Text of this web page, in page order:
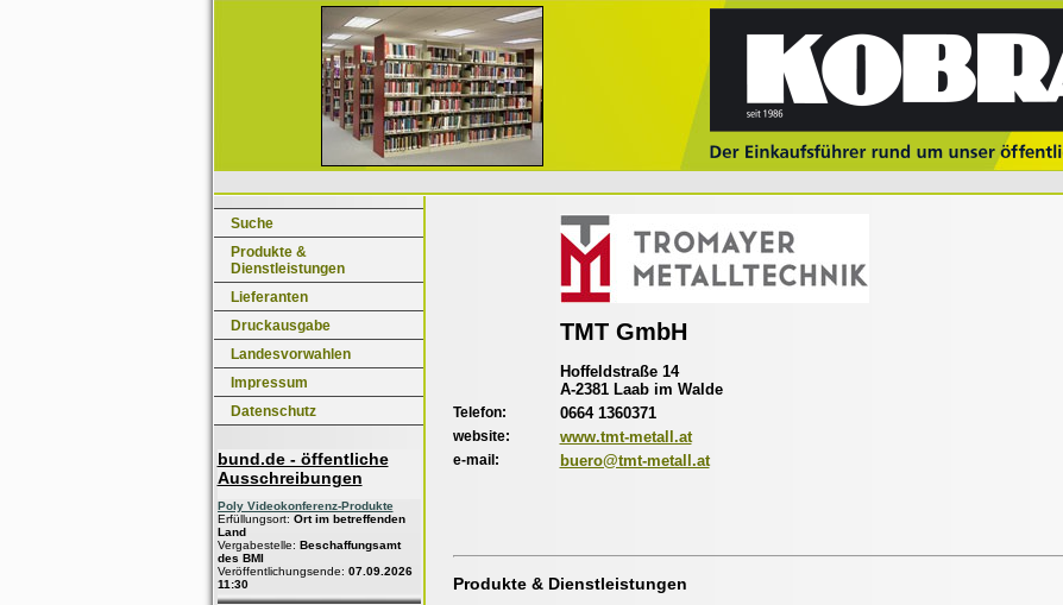
Suche
Produkte &
Dienstleistungen
Lieferanten
Druckausgabe
Landesvorwahlen
Impressum
Datenschutz
bund.de - öffentliche
Ausschreibungen
Poly Videokonferenz-Produkte
Erfüllungsort: Ort im betreffenden
Land
Vergabestelle: Beschaffungsamt
des BMI
Veröffentlichungsende: 07.09.2026
11:30
TMT GmbH
Hoffeldstraße 14
A-2381 Laab im Walde
Telefon: 0664 1360371
website: www.tmt-metall.at
e-mail: buero@tmt-metall.at
Produkte & Dienstleistungen